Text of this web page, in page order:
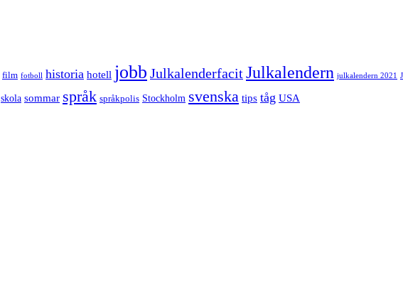
film fotboll historia hotell jobb JulkalenderfacitJulkalendern julkalendern 2021
skola sommar språk språkpolis Stockholm svenska tips tåg USA